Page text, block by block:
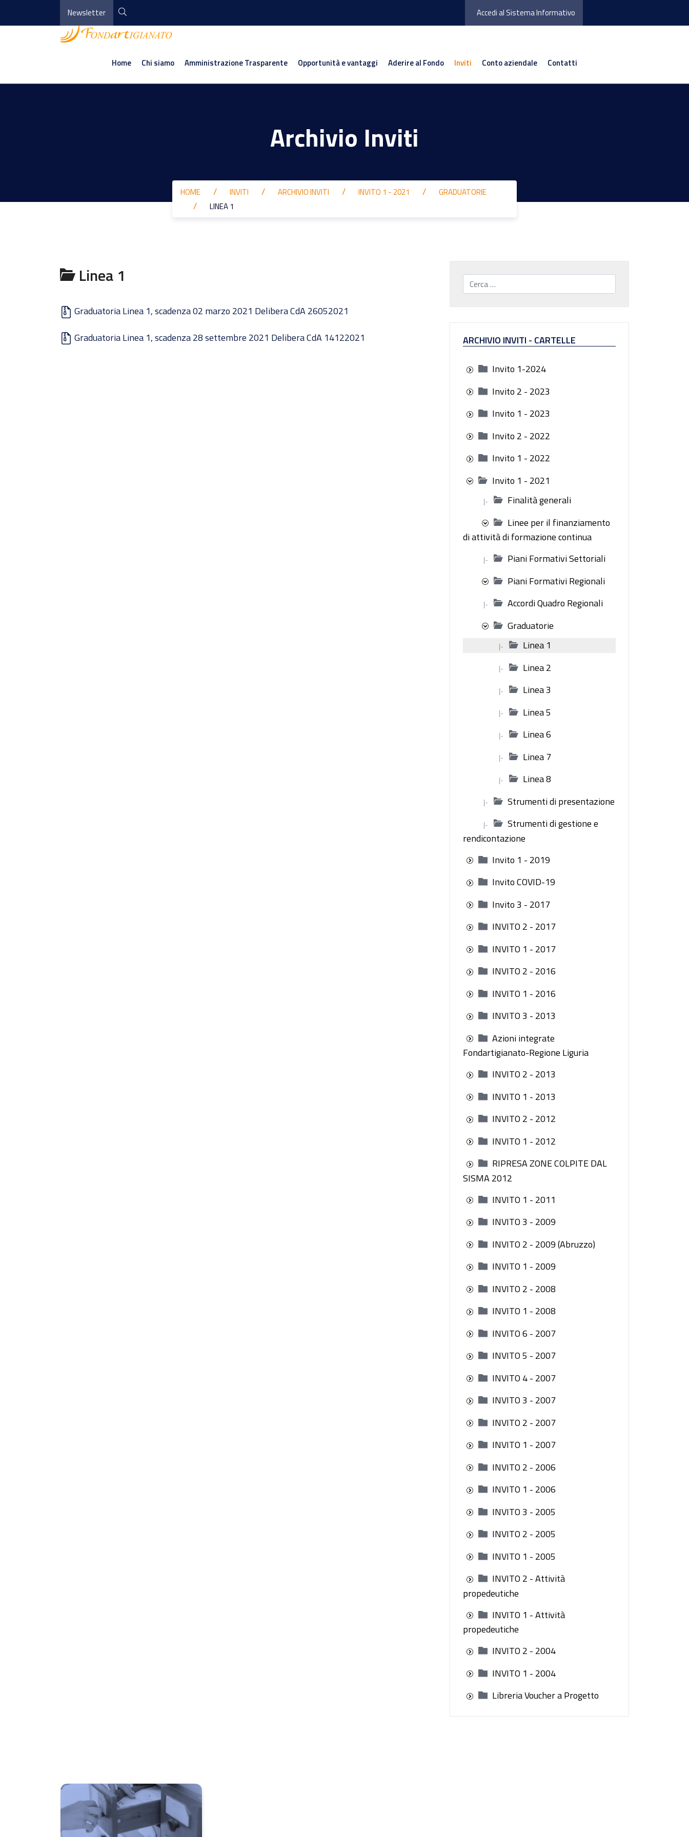
Newsletter Accedi al Sistema Informativo
Home Chi siamo Amministrazione Trasparente Opportunità e vantaggi Aderire al Fondo Inviti Conto aziendale Contatti
Archivio Inviti
HOME INVITI ARCHIVIO INVITI INVITO 1 - 2021
GRADUATORIE
LINEA 1
Linea 1
Graduatoria Linea 1, scadenza 02 marzo 2021 Delibera CdA 26052021
Graduatoria Linea 1, scadenza 28 settembre 2021 Delibera CdA 14122021
Cerca...
ARCHIVIO INVITI - CARTELLE
Invito 1-2024
Invito 2 - 2023
Invito 1 - 2023
Invito 2 - 2022
Invito 1 - 2022
Invito 1 - 2021
|-
Finalità generali
Linee per il finanziamento
di attività di formazione continua
|-
Piani Formativi Settoriali
Piani Formativi Regionali
|-
Accordi Quadro Regionali
Graduatorie
|- Linea 1
|- Linea 2
|- Linea 3
|- Linea 5
|- Linea 6
|- Linea 7
|- Linea 8
|- Strumenti di presentazione
|-
Strumenti di gestione e
rendicontazione
Invito 1 - 2019
Invito COVID-19
Invito 3 - 2017
INVITO 2 - 2017
INVITO 1 - 2017
INVITO 2 - 2016
INVITO 1 - 2016
INVITO 3 - 2013
Azioni integrate
Fondartigianato-Regione Liguria
INVITO 2 - 2013
INVITO 1 - 2013
INVITO 2 - 2012
INVITO 1 - 2012
RIPRESA ZONE COLPITE DAL
SISMA 2012
INVITO 1 - 2011
INVITO 3 - 2009
INVITO 2 - 2009 (Abruzzo)
INVITO 1 - 2009
INVITO 2 - 2008
INVITO 1 - 2008
INVITO 6 - 2007
INVITO 5 - 2007
INVITO 4 - 2007
INVITO 3 - 2007
INVITO 2 - 2007
INVITO 1 - 2007
INVITO 2 - 2006
INVITO 1 - 2006
INVITO 3 - 2005
INVITO 2 - 2005
INVITO 1 - 2005
INVITO 2 - Attività
propedeutiche
INVITO 1 - Attività
propedeutiche
INVITO 2 - 2004
INVITO 1 - 2004
Libreria Voucher a Progetto